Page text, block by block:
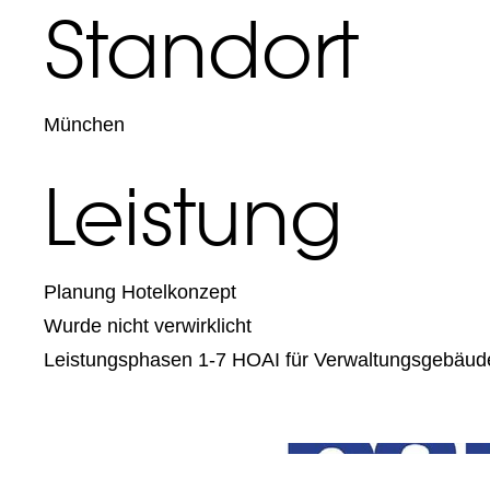
Standort
München
Leistung
Planung Hotelkonzept
Wurde nicht verwirklicht
Leistungsphasen 1-7 HOAI für